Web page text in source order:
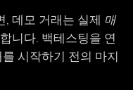
데모 거래는 실제 매
니다. 백테스팅을 연
시작하기 전의 마지